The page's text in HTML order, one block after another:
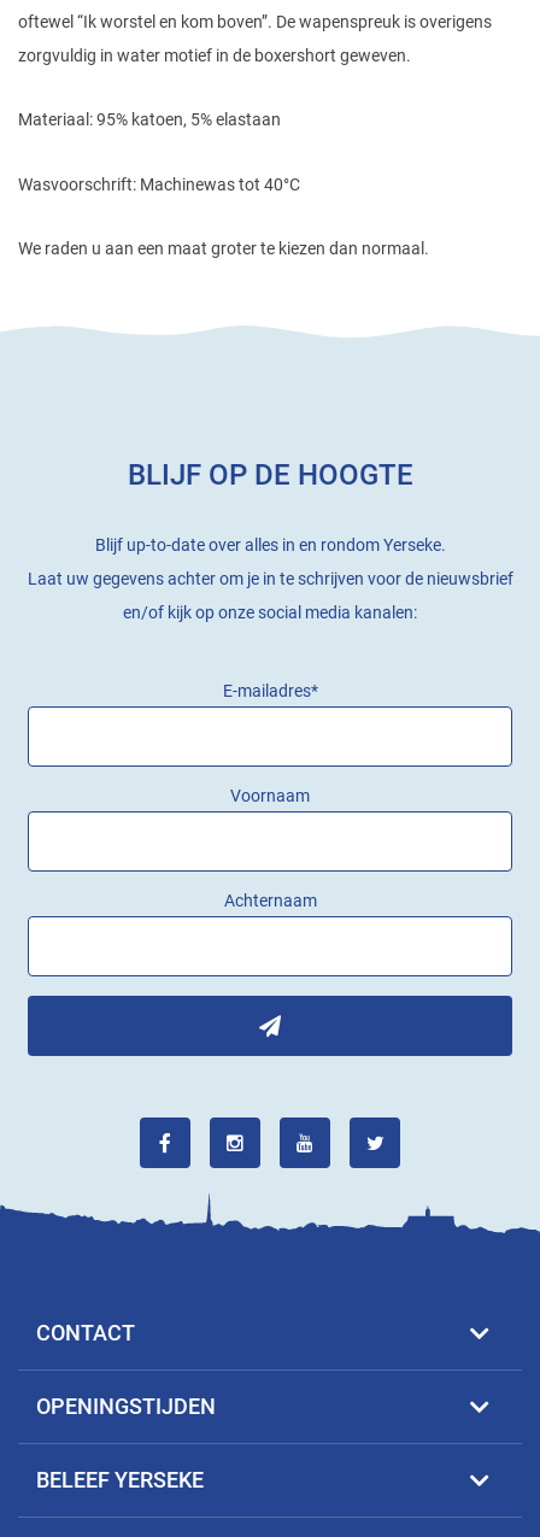
oftewel “Ik worstel en kom boven”. De wapenspreuk is overigens
zorgvuldig in water motief in de boxershort geweven.
Materiaal: 95% katoen, 5% elastaan
Wasvoorschrift: Machinewas tot 40°C
We raden u aan een maat groter te kiezen dan normaal.
BLIJF OP DE HOOGTE
Blijf up-to-date over alles in en rondom Yerseke.
Laat uw gegevens achter om je in te schrijven voor de nieuwsbrief
en/of kijk op onze social media kanalen:
E-mailadres*
Voornaam
Achternaam
CONTACT
OPENINGSTIJDEN
BELEEF YERSEKE